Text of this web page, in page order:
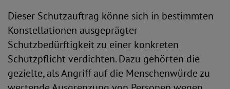
Dieser Schutzauftrag könne sich in bestimmten
Konstellationen ausgeprägter
Schutzbedürftigkeit zu einer konkreten
Schutzpflicht verdichten. Dazu gehörten die
gezielte, als Angriff auf die Menschenwürde zu